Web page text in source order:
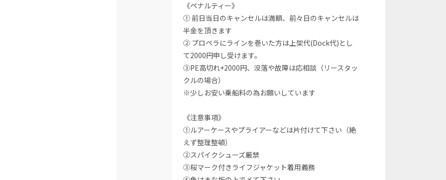
《ペナルティー》
① 前日当日のキャンセルは満額、前々日のキャンセルは
半金を頂きます
② プロペラにラインを巻いた方は上架代(Dock代)とし
て2000円申し受けます。
③PE高切れ+2000円、没落や故障は応相談（リースタッ
クルの場合）
※少しお安い乗船料の為お願いしています
《注意事項》
①ルアーケースやプライアーなどは片付けて下さい（絶
えず整理整頓）
②スパイクシューズ厳禁
③桜マーク付きライフジャケット着用義務